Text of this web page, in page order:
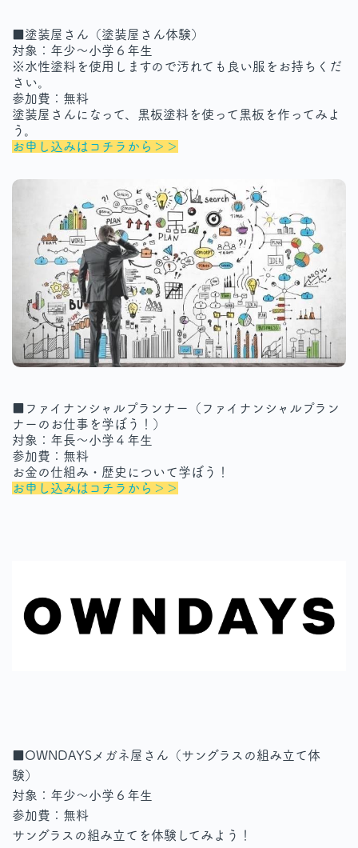
■塗装屋さん（塗装屋さん体験）
対象：年少～小学６年生
※水性塗料を使用しますので汚れても良い服をお持ちくだ
さい。
参加費：無料
塗装屋さんになって、黒板塗料を使って黒板を作ってみよ
う。
お申し込みはコチラから＞＞
■ファイナンシャルプランナー（ファイナンシャルプラン
ナーのお仕事を学ぼう！）
対象：年長～小学４年生
参加費：無料
お金の仕組み・歴史について学ぼう！
お申し込みはコチラから＞＞
■OWNDAYSメガネ屋さん（サングラスの組み立て体
験）
対象：年少～小学６年生
参加費：無料
サングラスの組み立てを体験してみよう！